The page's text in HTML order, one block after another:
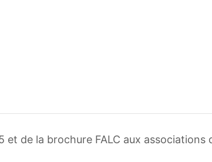
et de la brochure FALC aux associations